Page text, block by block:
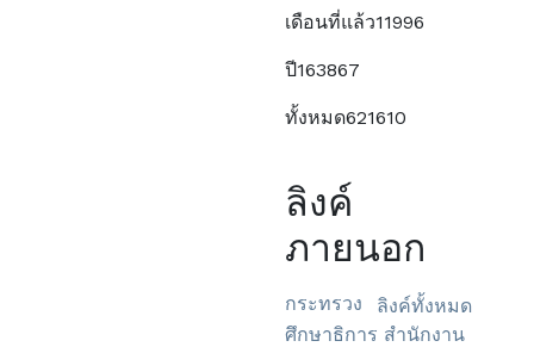
เดือนที่แล้ว11996
ปี163867
ทั้งหมด621610
ลิงค์
ภายนอก
ลิงค์ทั้งหมด
กระทรวง
ศึกษาธิการ สำนักงาน